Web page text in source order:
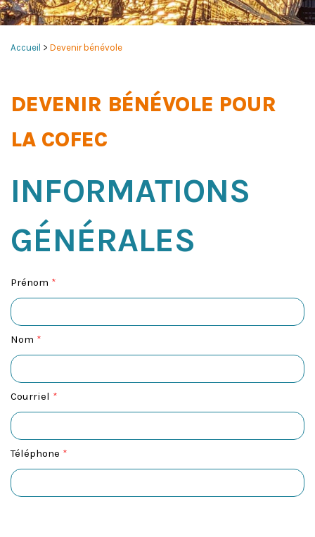
Accueil > Devenir bénévole
DEVENIR BÉNÉVOLE POUR
LA COFEC
INFORMATIONS
GÉNÉRALES
Prénom *
Nom *
Courriel *
Téléphone *